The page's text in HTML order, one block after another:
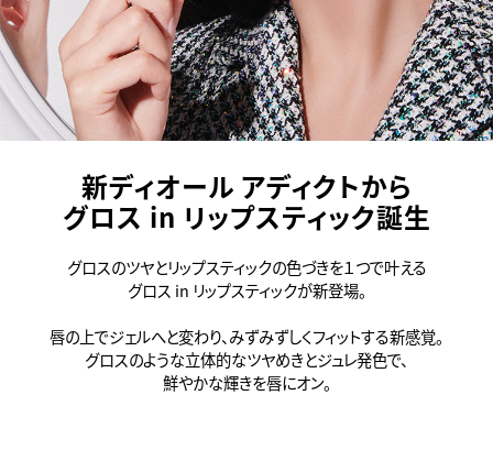
新ディオール アディクトから
グロス in リップスティック誕生
グロスのツヤとリップスティックの色づきを１つで叶える
グロス in リップスティックが新登場。
唇の上でジェルへと変わり、みずみずしくフィットする新感覚。
グロスのような立体的なツヤめきとジュレ発色で、
鮮やかな輝きを唇にオン。